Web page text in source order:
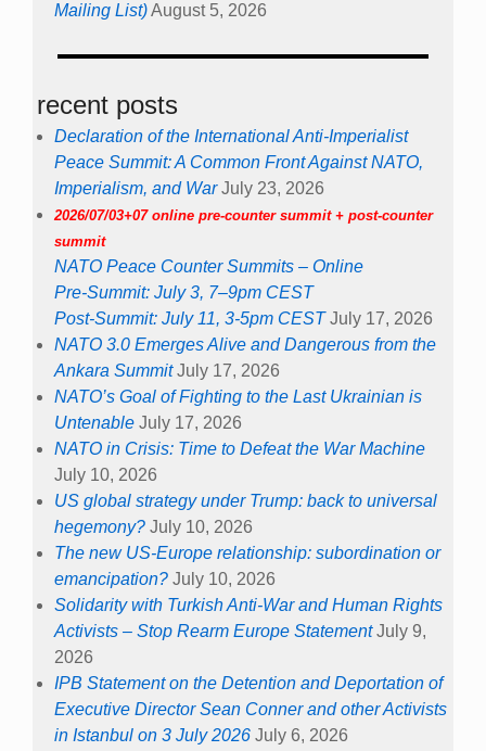
Mailing List)August 5, 2026
recent posts
Declaration of the International Anti-Imperialist
Peace Summit: A Common Front Against NATO,
Imperialism, and War July 23, 2026
2026/07/03+07 online pre-counter summit + post-counter
summit
NATO Peace Counter Summits – Online
Pre-Summit: July 3, 7–9pm CEST
Post-Summit: July 11, 3-5pm CEST July 17, 2026
NATO 3.0 Emerges Alive and Dangerous from the
Ankara Summit July 17, 2026
NATO’s Goal of Fighting to the Last Ukrainian is
Untenable July 17, 2026
NATO in Crisis: Time to Defeat the War Machine
July 10, 2026
US global strategy under Trump: back to universal
hegemony? July 10, 2026
The new US-Europe relationship: subordination or
emancipation? July 10, 2026
Solidarity with Turkish Anti-War and Human Rights
Activists – Stop Rearm Europe Statement July 9,
2026
IPB Statement on the Detention and Deportation of
Executive Director Sean Conner and other Activists
in Istanbul on 3 July 2026 July 6, 2026